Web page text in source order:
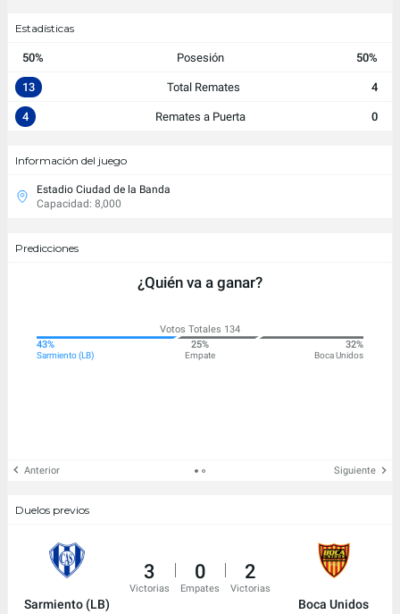
Estadísticas
50% Posesión 50%
13 Total Remates 4
4 Remates a Puerta 0
Información del juego
Estadio Ciudad de la Banda
Capacidad: 8,000
Predicciones
¿Quién va a ganar?
Votos Totales 134
43%
Sarmiento (LB)
25%
Empate
32%
Boca Unidos
Anterior Siguiente
Duelos previos
Sarmiento (LB)
3
Victorias
0
Empates
2
Victorias
Boca Unidos